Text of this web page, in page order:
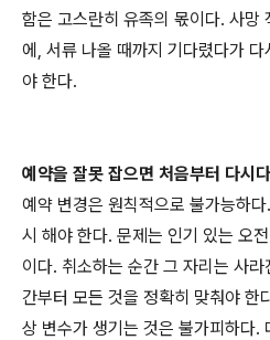
함은 고스란히 유족의 몫이다. 사망
에, 서류 나올 때까지 기다렸다가
야 한다.
예약을 잘못 잡으면 처음부터 다시다
예약 변경은 원칙적으로 불가능하
시 해야 한다. 문제는 인기 있는 오
이다. 취소하는 순간 그 자리는 사라
간부터 모든 것을 정확히 맞춰야 한
상 변수가 생기는 것은 불가피하다.